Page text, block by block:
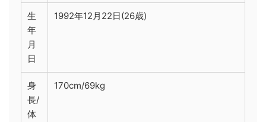
生
年
月
日
1992年12月22日(26歳)
身
長/
体
170cm/69kg